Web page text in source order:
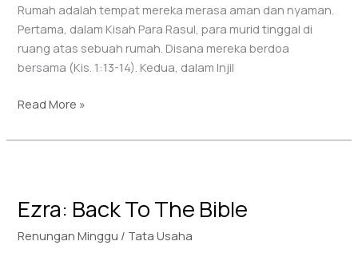
Rumah adalah tempat mereka merasa aman dan nyaman.
Pertama, dalam Kisah Para Rasul, para murid tinggal di
ruang atas sebuah rumah. Disana mereka berdoa
bersama (Kis. 1:13-14). Kedua, dalam Injil
Read More »
Ezra: Back To The Bible
Renungan Minggu / Tata Usaha
To
Bible